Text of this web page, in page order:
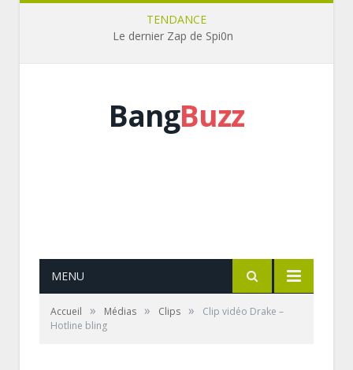
TENDANCE
Le dernier Zap de Spi0n
BangBuzz
MENU
Accueil » Médias » Clips »
Clip vidéo Drake –
Hotline bling